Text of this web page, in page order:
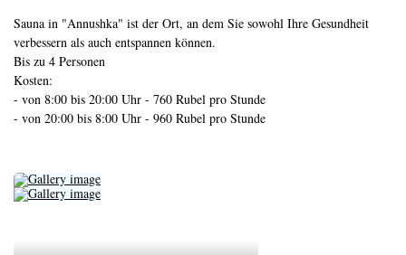
Sauna in "Annushka" ist der Ort, an dem Sie sowohl Ihre Gesundheit
verbessern als auch entspannen können.
Bis zu 4 Personen
Kosten:
- von 8:00 bis 20:00 Uhr - 760 Rubel pro Stunde
- von 20:00 bis 8:00 Uhr - 960 Rubel pro Stunde